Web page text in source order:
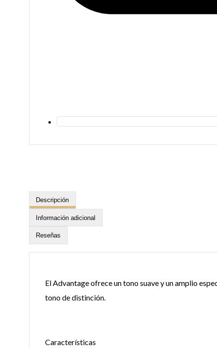
Descripción
Información adicional
Reseñas
El Advantage ofrece un tono suave y un amplio
tono de distinción.
Características